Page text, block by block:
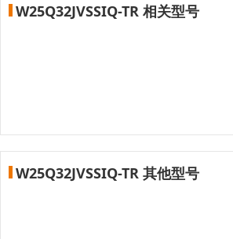
W25Q32JVSSIQ-TR 相关型号
W25Q32JVSSIQ-TR 其他型号